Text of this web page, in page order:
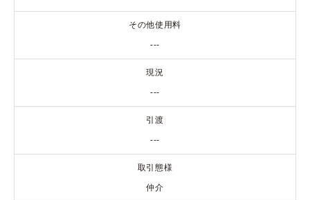
その他使用料
---
現況
---
引渡
---
取引態様
仲介